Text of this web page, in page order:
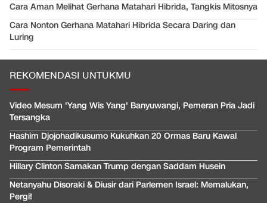
Cara Aman Melihat Gerhana Matahari Hibrida, Tangkis Mitosnya
Cara Nonton Gerhana Matahari Hibrida Secara Daring dan
Luring
REKOMENDASI UNTUKMU
Video Mesum 'Yang Wis Yang' Banyuwangi, Pemeran Pria Jadi
Tersangka
Hashim Djojohadikusumo Kukuhkan 20 Ormas Baru Kawal
Program Pemerintah
Hillary Clinton Samakan Trump dengan Saddam Husein
Netanyahu Disoraki & Diusir dari Parlemen Israel: Memalukan,
Pergi!